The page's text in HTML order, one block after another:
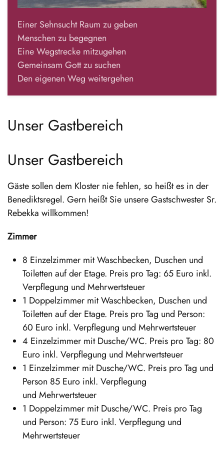
Einer Sehnsucht Raum zu geben
Menschen zu begegnen
Eine Wegstrecke mitzugehen
Gemeinsam Gott zu suchen
Den eigenen Weg weitergehen
Unser Gastbereich
Unser Gastbereich
Gäste sollen dem Kloster nie fehlen, so heißt es in der
Benediktsregel. Gern heißt Sie unsere Gastschwester Sr.
Rebekka willkommen!
Zimmer
8 Einzelzimmer mit Waschbecken, Duschen und
Toiletten auf der Etage. Preis pro Tag: 65 Euro inkl.
Verpflegung und Mehrwertsteuer
1 Doppelzimmer mit Waschbecken, Duschen und
Toiletten auf der Etage. Preis pro Tag und Person:
60 Euro inkl. Verpflegung und Mehrwertsteuer
4 Einzelzimmer mit Dusche/WC. Preis pro Tag: 80
Euro inkl. Verpflegung und Mehrwertsteuer
1 Einzelzimmer mit Dusche/WC. Preis pro Tag und
Person 85 Euro inkl. Verpflegung
und Mehrwertsteuer
1 Doppelzimmer mit Dusche/WC. Preis pro Tag
und Person: 75 Euro inkl. Verpflegung und
Mehrwertsteuer